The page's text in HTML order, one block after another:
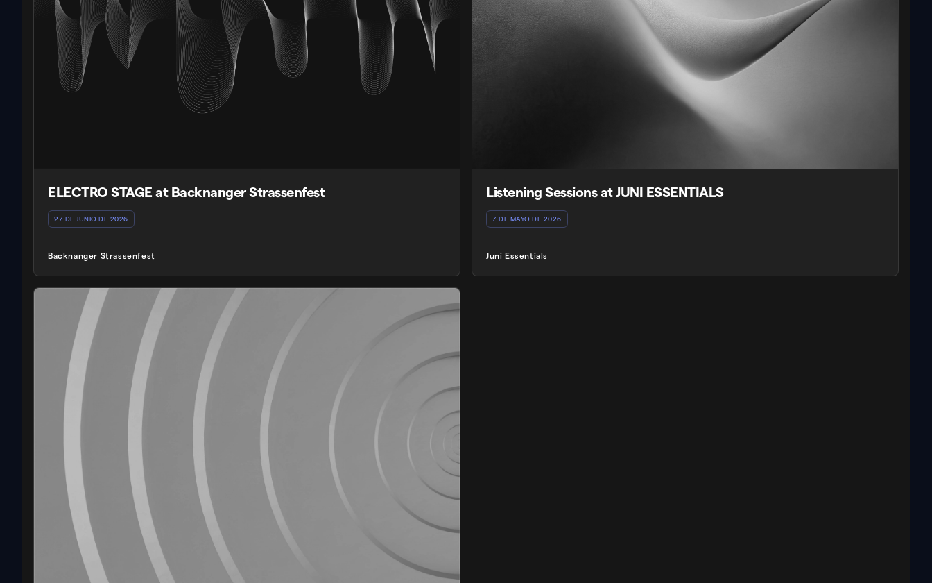
ELECTRO STAGE at Backnanger Strassenfest
27 DE JUNIO DE 2026
Backnanger Strassenfest
Listening Sessions at JUNI ESSENTIALS
7 DE MAYO DE 2026
Juni Essentials